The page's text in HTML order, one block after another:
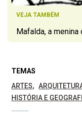
VEJA TAMBÉM
Mafalda, a
TEMAS
ARTES
HISTÓRIA E